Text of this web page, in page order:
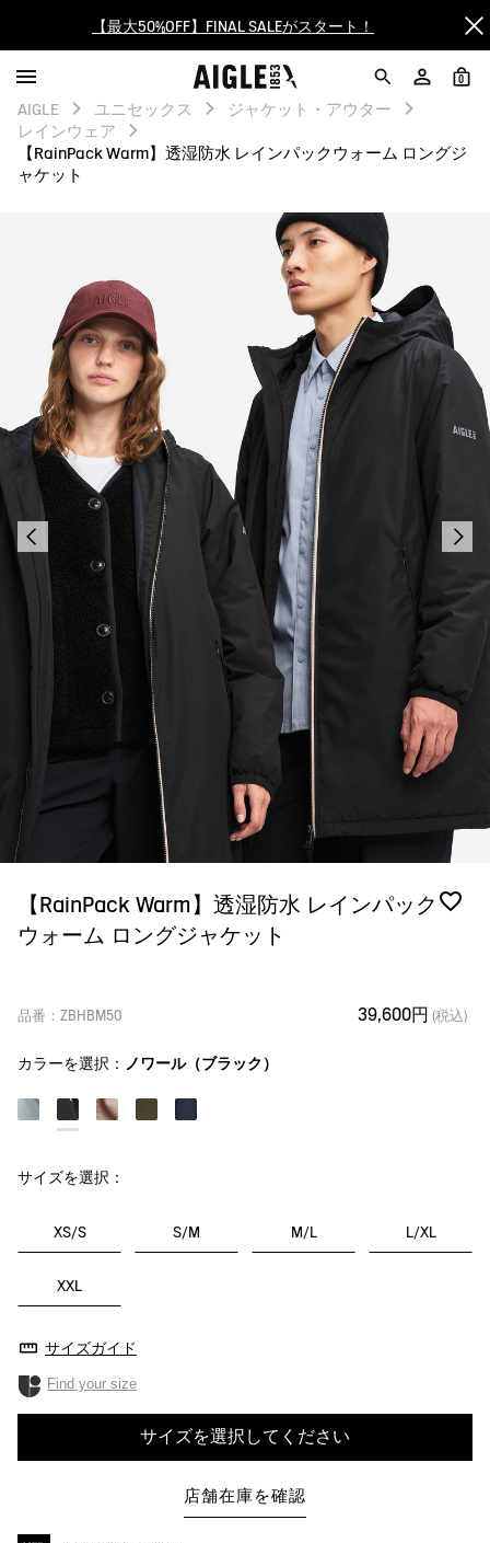
【最大50%OFF】FINAL SALEがスタート！
ログイン/会員登録で送料＆返品無料
AIGLE CLUB ポイントサービス終了のお知らせ
【最大50%OFF】FINAL SALEがスタート！
ログイン/会員登録で送料＆返品無料
AIGLE CLUB ポイントサービス終了のお知らせ
0
AIGLE ユニセックス
ジャケット・アウター
レインウェア
【RainPack Warm】透湿防水 レインパックウォーム ロングジ
ャケット
【RainPack Warm】透湿防水 レインパック
ウォーム ロングジャケット
品番：ZBHBM50 39,600円 (税込)
カラーを選択： ノワール（ブラック）
サイズを選択：
XS/S S/M M/L L/XL
XXL
サイズガイド
Find your size
サイズを選択してください
店舗在庫を確認